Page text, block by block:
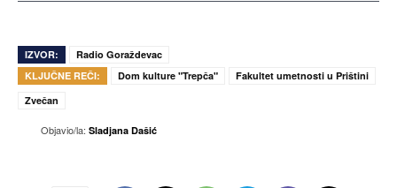
IZVOR:
Radio Goraždevac
KLJUČNE REČI:
Dom kulture "Trepča"
Fakultet umetnosti u Prištini
Zvečan
Objavio/la: Sladjana Dašić